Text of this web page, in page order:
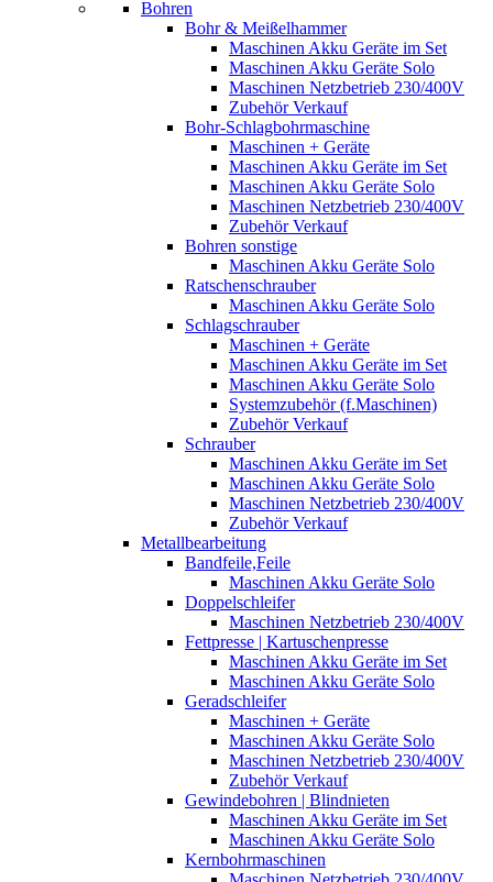
Bohren
Bohr & Meißelhammer
Maschinen Akku Geräte im Set
Maschinen Akku Geräte Solo
Maschinen Netzbetrieb 230/400V
Zubehör Verkauf
Bohr-Schlagbohrmaschine
Maschinen + Geräte
Maschinen Akku Geräte im Set
Maschinen Akku Geräte Solo
Maschinen Netzbetrieb 230/400V
Zubehör Verkauf
Bohren sonstige
Maschinen Akku Geräte Solo
Ratschenschrauber
Maschinen Akku Geräte Solo
Schlagschrauber
Maschinen + Geräte
Maschinen Akku Geräte im Set
Maschinen Akku Geräte Solo
Systemzubehör (f.Maschinen)
Zubehör Verkauf
Schrauber
Maschinen Akku Geräte im Set
Maschinen Akku Geräte Solo
Maschinen Netzbetrieb 230/400V
Zubehör Verkauf
Metallbearbeitung
Bandfeile,Feile
Maschinen Akku Geräte Solo
Doppelschleifer
Maschinen Netzbetrieb 230/400V
Fettpresse | Kartuschenpresse
Maschinen Akku Geräte im Set
Maschinen Akku Geräte Solo
Geradschleifer
Maschinen + Geräte
Maschinen Akku Geräte Solo
Maschinen Netzbetrieb 230/400V
Zubehör Verkauf
Gewindebohren | Blindnieten
Maschinen Akku Geräte im Set
Maschinen Akku Geräte Solo
Kernbohrmaschinen